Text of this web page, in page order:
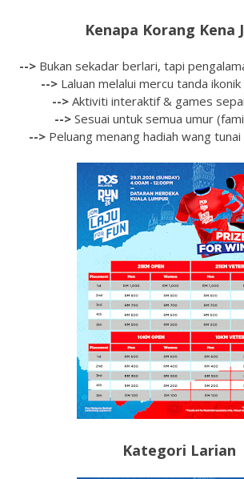
Kenapa Korang Kena
--> Bukan sekadar berlari, tapi
--> Laluan melalui mercu tanda
--> Aktiviti interaktif & games
--> Sesuai untuk semua umur
--> Peluang menang hadiah wang
Kategori Larian